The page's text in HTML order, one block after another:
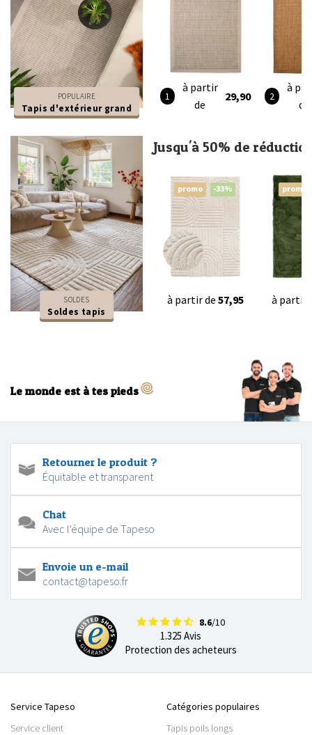
POPULAIRE
Tapis d'extérieur grand
à partir
de
29,90
à
de
SOLDES
Soldes tapis
Jusqu'à 50% de
promo -33%
à partir de 57,95
promo
à partir
Le monde est à tes pieds
Retourner le produit ?
Équitable et transparent
Chat
Avec l'équipe de Tapeso
Envoie un e-mail
contact@tapeso.fr
8.6/10
1.325 Avis
Protection des acheteurs
Service Tapeso
Service client
Catégories populaires
Tapis poils longs